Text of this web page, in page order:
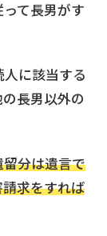
て長男がす
に該当する
長男以外の
分は遺言で
求をすれば